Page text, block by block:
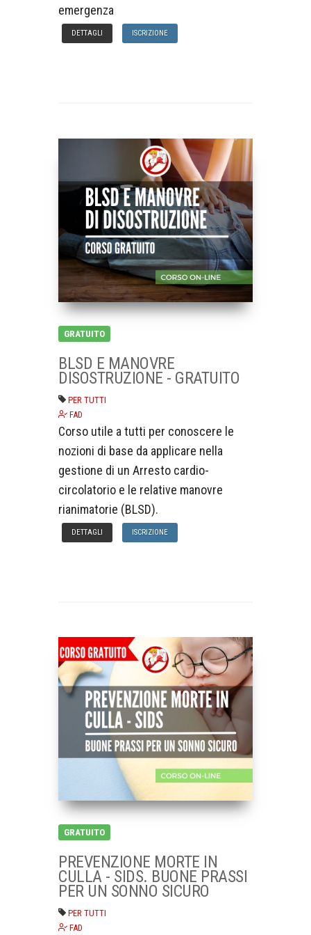
emergenza
DETTAGLI ISCRIZIONE
GRATUITO
BLSD E MANOVRE
DISOSTRUZIONE - GRATUITO
PER TUTTI
FAD
Corso utile a tutti per conoscere le
nozioni di base da applicare nella
gestione di un Arresto cardio-
circolatorio e le relative manovre
rianimatorie (BLSD).
DETTAGLI ISCRIZIONE
GRATUITO
PREVENZIONE MORTE IN
CULLA - SIDS. BUONE PRASSI
PER UN SONNO SICURO
PER TUTTI
FAD